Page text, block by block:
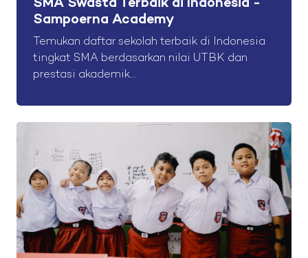
SMA Swasta Terbaik di Indonesia -
Sampoerna Academy
Temukan daftar sekolah terbaik di Indonesia
tingkat SMA berdasarkan nilai UTBK dan
prestasi akademik...